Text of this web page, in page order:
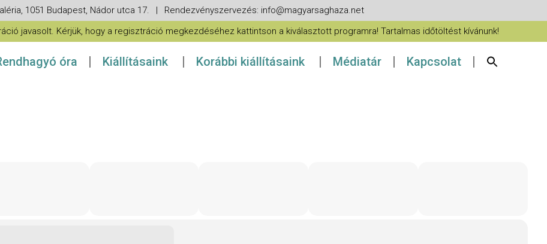
1051 Budapest, Nádor utca 17. | Rendezvényszervezés: info@magyarsaghaza.net
javasolt. Kérjük, hogy a regisztráció megkezdéséhez kattintson a kiválasztott programra! Tartalmas időtöltést kívánunk!
óra Kiállításaink Korábbi kiállításaink Médiatár Kapcsolat